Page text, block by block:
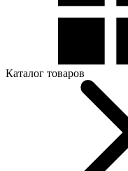
Каталог товаров